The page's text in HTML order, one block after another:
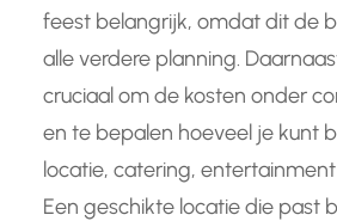
feest belangrijk, omdat dit de
alle verdere planning.
cruciaal om de kosten onder
en te bepalen hoeveel je kunt
locatie, catering,
Een geschikte locatie die past